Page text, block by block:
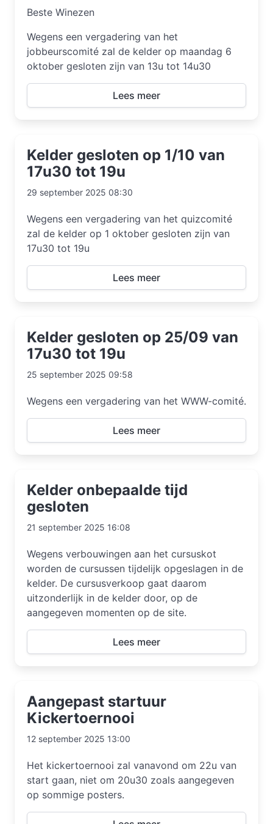
Beste Winezen
Wegens een vergadering van het
jobbeurscomité zal de kelder op maandag 6
oktober gesloten zijn van 13u tot 14u30
Lees meer
Kelder gesloten op 1/10 van
17u30 tot 19u
29 september 2025 08:30
Wegens een vergadering van het quizcomité
zal de kelder op 1 oktober gesloten zijn van
17u30 tot 19u
Lees meer
Kelder gesloten op 25/09 van
17u30 tot 19u
25 september 2025 09:58
Wegens een vergadering van het WWW-comité.
Lees meer
Kelder onbepaalde tijd
gesloten
21 september 2025 16:08
Wegens verbouwingen aan het cursuskot
worden de cursussen tijdelijk opgeslagen in de
kelder. De cursusverkoop gaat daarom
uitzonderlijk in de kelder door, op de
aangegeven momenten op de site.
Lees meer
Aangepast startuur
Kickertoernooi
12 september 2025 13:00
Het kickertoernooi zal vanavond om 22u van
start gaan, niet om 20u30 zoals aangegeven
op sommige posters.